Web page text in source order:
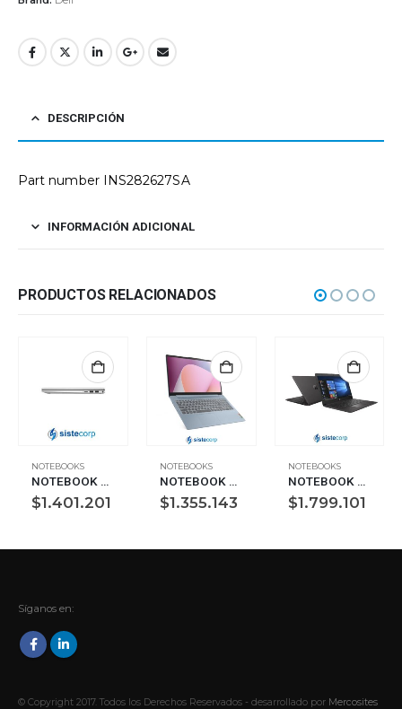
DESCRIPCIÓN
Part number INS282627SA
INFORMACIÓN ADICIONAL
PRODUCTOS RELACIONADOS
NOTEBOOKS
NOTEBOOK HP 14 PAVILION X360 2EN1 I3-1315U 8G 512G W11H (B69KKLA)
$1.401.201
NOTEBOOKS
NOTEBOOK LENOVO 15.6 IDEA PAD S3 R5-7520U 8G 512G W11H (82XQ00TCAR)
$1.355.143
NOTEBOOKS
NOTEBOOK HP 14 240 I3-1005G1 SSD240G 8GB (484R7LT/SSD240/8G)
$1.799.101
Síganos en:
© Copyright 2017. Todos los Derechos Reservados - desarrollado por Mercosites